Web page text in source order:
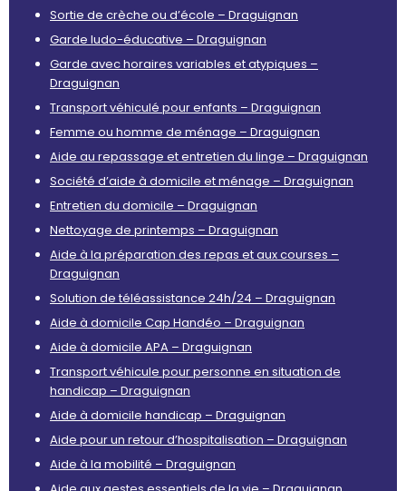
Sortie de crèche ou d’école – Draguignan
Garde ludo-éducative – Draguignan
Garde avec horaires variables et atypiques –
Draguignan
Transport véhiculé pour enfants – Draguignan
Femme ou homme de ménage – Draguignan
Aide au repassage et entretien du linge – Draguignan
Société d’aide à domicile et ménage – Draguignan
Entretien du domicile – Draguignan
Nettoyage de printemps – Draguignan
Aide à la préparation des repas et aux courses –
Draguignan
Solution de téléassistance 24h/24 – Draguignan
Aide à domicile Cap Handéo – Draguignan
Aide à domicile APA – Draguignan
Transport véhicule pour personne en situation de
handicap – Draguignan
Aide à domicile handicap – Draguignan
Aide pour un retour d’hospitalisation – Draguignan
Aide à la mobilité – Draguignan